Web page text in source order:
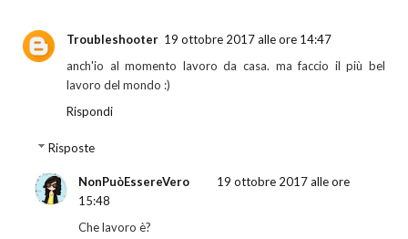
Troubleshooter 19 ottobre 2017 alle ore 14:47
anch'io al momento lavoro da casa. ma faccio il più bel
lavoro del mondo :)
Rispondi
Risposte
NonPuòEssereVero
19 ottobre 2017 alle ore
15:48
Che lavoro è?